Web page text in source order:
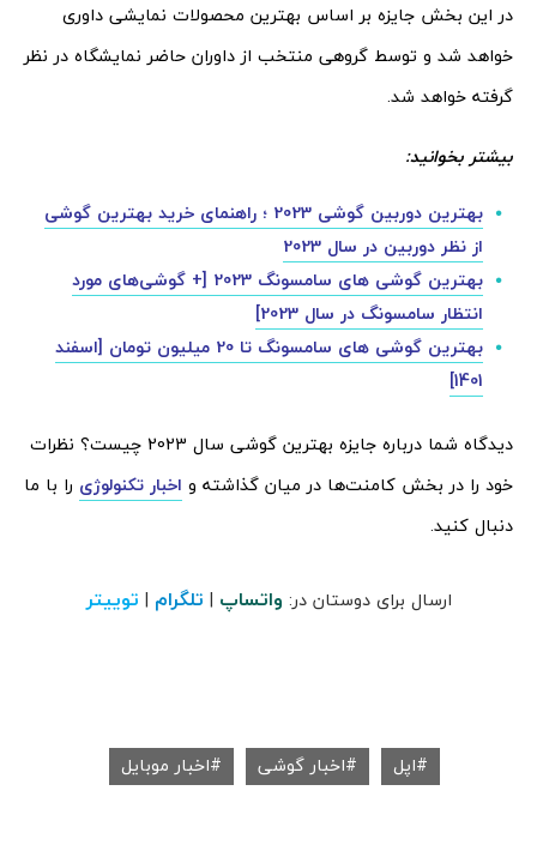
در این بخش جایزه بر اساس بهترین محصولات نمایشی داوری
خواهد شد و توسط گروهی منتخب از داوران حاضر نمایشگاه در نظر
گرفته خواهد شد.
بیشتر بخوانید:
بهترین دوربین گوشی 2023 ؛ راهنمای خرید بهترین گوشی
از نظر دوربین در سال 2023
بهترین گوشی های سامسونگ 2023 [+ گوشی‌های مورد
انتظار سامسونگ در سال 2023]
بهترین گوشی های سامسونگ تا 20 میلیون تومان [اسفند
1401]
دیدگاه شما درباره جایزه بهترین گوشی سال 2023 چیست؟ نظرات
خود را در بخش کامنت‌ها در میان گذاشته و اخبار تکنولوژی را با ما
دنبال کنید.
ارسال برای دوستان در: واتساپ | تلگرام | توییتر
اپل اخبار گوشی اخبار موبایل